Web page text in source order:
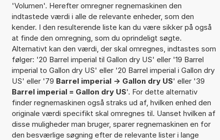
'Volumen'. Herefter omregner regnemaskinen den
indtastede værdi i alle de relevante enheder, som den
kender. I den resulterende liste kan du være sikker på også
at finde den omregning, som du oprindeligt søgte.
Alternativt kan den værdi, der skal omregnes, indtastes som
følger: '20 Barrel imperial til Gallon dry US' eller '19 Barrel
imperial to Gallon dry US' eller '20 Barrel imperial i Gallon dry
US' eller '79 Barrel imperial -> Gallon dry US' eller '39
Barrel imperial = Gallon dry US'. For dette alternativ
finder regnemaskinen også straks ud af, hvilken enhed den
originale værdi specifikt skal omregnes til. Uanset hvilken af
disse muligheder man bruger, sparer regnemaskinen en for
den besværlige søgning efter de relevante lister i lange